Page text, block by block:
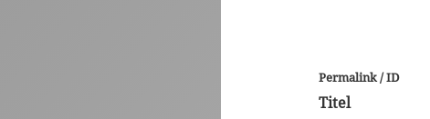
Permalink / ID
Titel